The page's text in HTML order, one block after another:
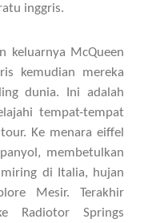
inggris.
keluarnya McQueen
kemudian mereka
dunia. Ini adalah
tempat-tempat
Ke menara eiffel
membetulkan
di Italia, hujan
Mesir. Terakhir
Radiotor Springs